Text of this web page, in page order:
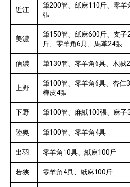
近江
筆200管、紙麻110斤、零羊
張
美濃
筆150管、紙麻600斤、支子
斤、零羊角6具、馬革24張
信濃 筆130管、零羊角6具、木賊
上野
筆100管、零羊角6具、杏仁3
樺皮4張
下野 筆100管、麻紙100張、麻子
陸奥 筆100管、零羊角4具
出羽 零羊角10具、紙麻100斤
若狭 零羊角4具、紙麻100斤